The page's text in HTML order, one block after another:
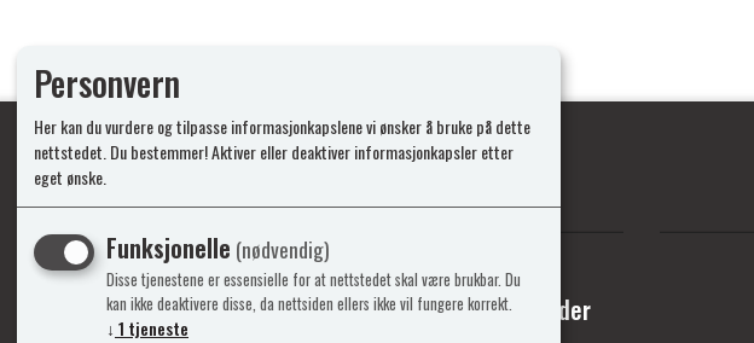
Info Mine sider
Personvern
Her kan du vurdere og tilpasse informasjonkapslene vi ønsker å bruke på dette
nettstedet. Du bestemmer! Aktiver eller deaktiver informasjonkapsler etter
eget ønske.
Funksjonelle (nødvendig)
Disse tjenestene er essensielle for at nettstedet skal være brukbar. Du
kan ikke deaktivere disse, da nettsiden ellers ikke vil fungere korrekt.
↓ 1 tjeneste